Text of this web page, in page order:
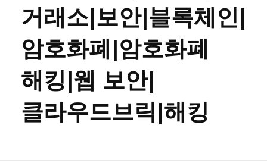
거래소|보안|블록체인|
암호화폐|암호화폐
해킹|웹 보안|
클라우드브릭|해킹